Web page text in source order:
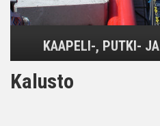
KAAPELI-, PUTKI-
Kalusto